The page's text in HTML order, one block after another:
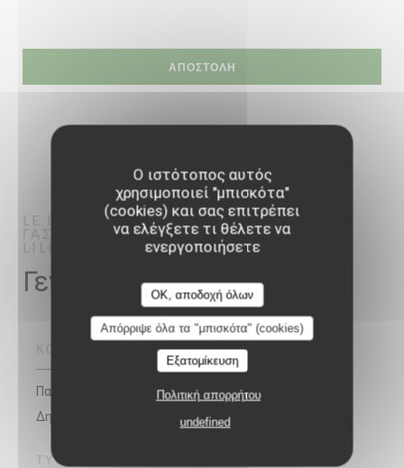
Ο ιστότοπος αυτός
χρησιμοποιεί "μπισκότα"
(cookies) και σας επιτρέπει
να ελέγξετε τι θέλετε να
ενεργοποιήσετε
OK, αποδοχή όλων
Απόρριψε όλα τα "μπισκότα" (cookies)
Εξατομίκευση
Πολιτική απορρήτου
undefined
LE BRAQUE
ΓΑΣΤΡΟΝΟΜΙΚΌ ΕΣΤΙΑΤΌΡΙΟ
LILLE
Γενικές πληροφορίες
ΚΟΥΖΊΝΑ
Παραδοσιακή κουζίνα, Καλοφαγάς, Σπιτικό,
Δημιουργική κουζίνα, Τοπικό φαγητό
ΤΎΠΟΣ ΕΠΙΧΕΊΡΗΣΗΣ